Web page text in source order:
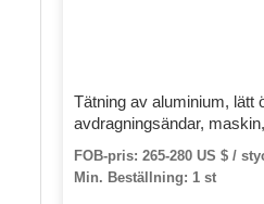
Tätning av aluminium, lätt
avdragningsändar,
tenn soda,
tätning, fyllningsmaskin,
förpackning
FOB-pris: 265-280 US $ /
Min. Beställning: 1 st